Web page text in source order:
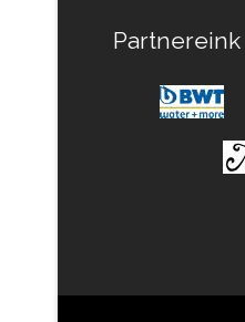
Partnereink